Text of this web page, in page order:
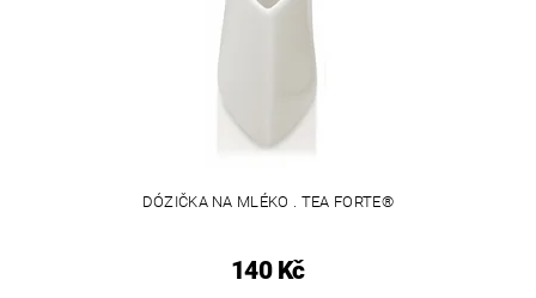
DÓZIČKA NA MLÉKO . TEA FORTE®
140 Kč